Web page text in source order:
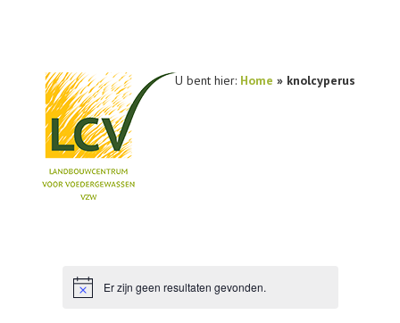
U bent hier: Home » knolcyperus
PUBLICATIES
BerichtEr zijn geen resultaten gevonden.